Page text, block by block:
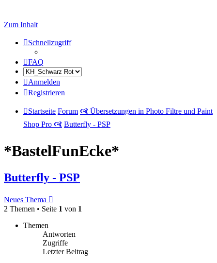
Zum Inhalt
Schnellzugriff
FAQ
Anmelden
Registrieren
Startseite Forum 🙧 Übersetzungen in Photo Filtre und Paint
Shop Pro 🙧 Butterfly - PSP
*BastelFunEcke*
Butterfly - PSP
Neues Thema
2 Themen • Seite 1 von 1
Themen
Antworten
Zugriffe
Letzter Beitrag